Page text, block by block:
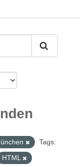
Tags:
HTML